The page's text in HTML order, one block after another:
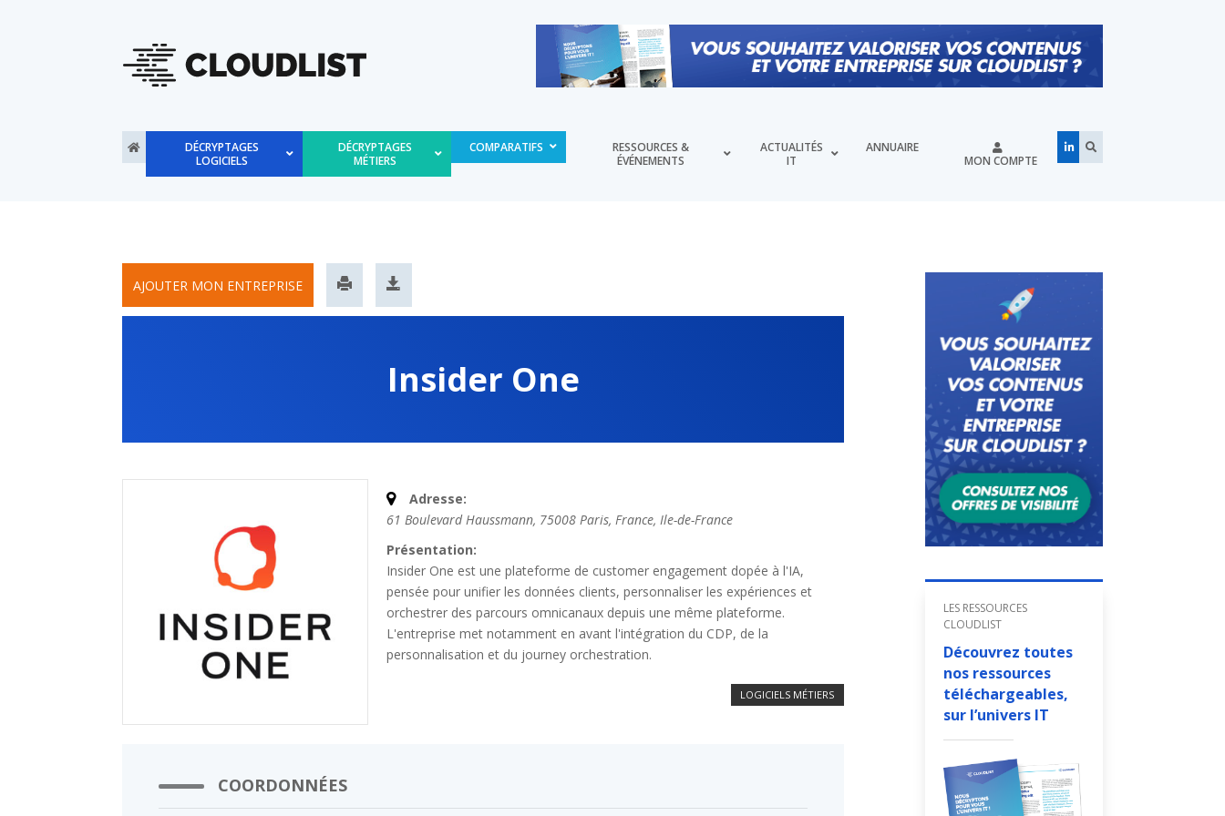
DÉCRYPTAGES
LOGICIELS
DÉCRYPTAGES
MÉTIERS
COMPARATIFS
RESSOURCES &
ÉVÉNEMENTS
ACTUALITÉS
IT
ANNUAIRE
MON COMPTE
Insider One
Adresse:
61 Boulevard Haussmann, 75008 Paris, France, Ile-de-France
Présentation:
Insider One est une plateforme de customer engagement dopée à l'IA,
pensée pour unifier les données clients, personnaliser les expériences et
orchestrer des parcours omnicanaux depuis une même plateforme.
L'entreprise met notamment en avant l'intégration du CDP, de la
personnalisation et du journey orchestration.
LOGICIELS MÉTIERS
COORDONNÉES
LES RESSOURCES
CLOUDLIST
Découvrez toutes
nos ressources
téléchargeables,
sur l’univers IT